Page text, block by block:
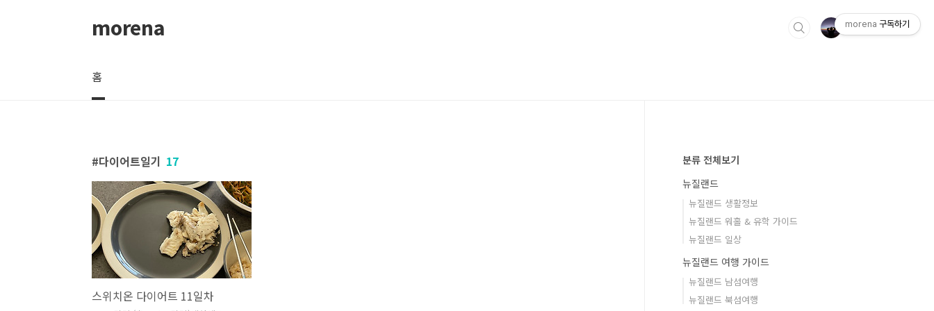
morena
홈
다이어트일기 17
스위치온 다이어트 11일차
분류 전체보기
뉴질랜드
뉴질랜드 생활정보
뉴질랜드 워홀 & 유학 가이드
뉴질랜드 일상
뉴질랜드 여행 가이드
뉴질랜드 남섬여행
뉴질랜드 북섬여행
morena 구독하기